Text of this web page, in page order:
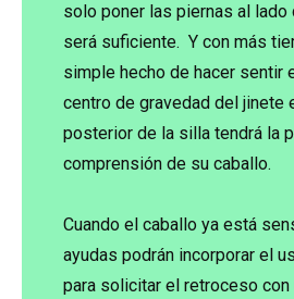
solo poner las piernas al
será suficiente. Y con más
simple hecho de hacer sentir
centro de gravedad del jinete
posterior de la silla tendrá la
comprensión de su caballo.
Cuando el caballo ya está
ayudas podrán incorporar el
para solicitar el retroceso